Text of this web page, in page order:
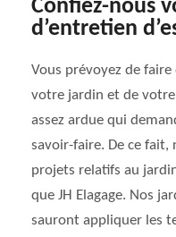
Confiez-nous
d’entretien
Vous prévoyez de
votre jardin et de votre
assez ardue qui
savoir-faire. De ce fait,
projets relatifs au
que JH Elagage. Nos
sauront appliquer les